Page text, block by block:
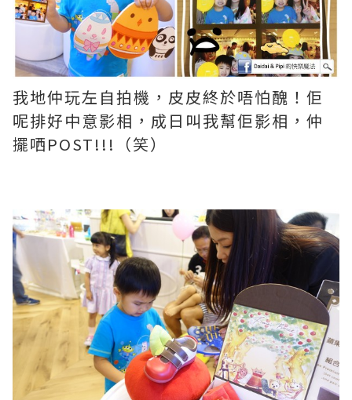
我地仲玩左自拍機，皮皮終於唔怕醜！佢
呢排好中意影相，成日叫我幫佢影相，仲
擺哂POST!!!（笑）